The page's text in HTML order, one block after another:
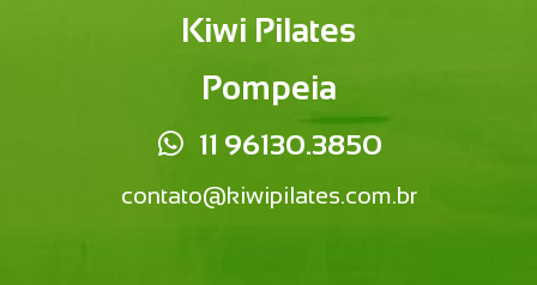
Kiwi Pilates
Pompeia
11 96130.3850
contato@kiwipilates.com.br